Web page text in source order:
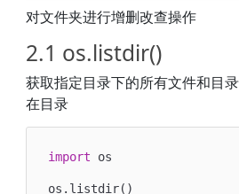
对文件夹进行增删改查操作
2.1 os.listdir()
获取指定目录下的所有文件和目
在目录
import os
os.listdir()